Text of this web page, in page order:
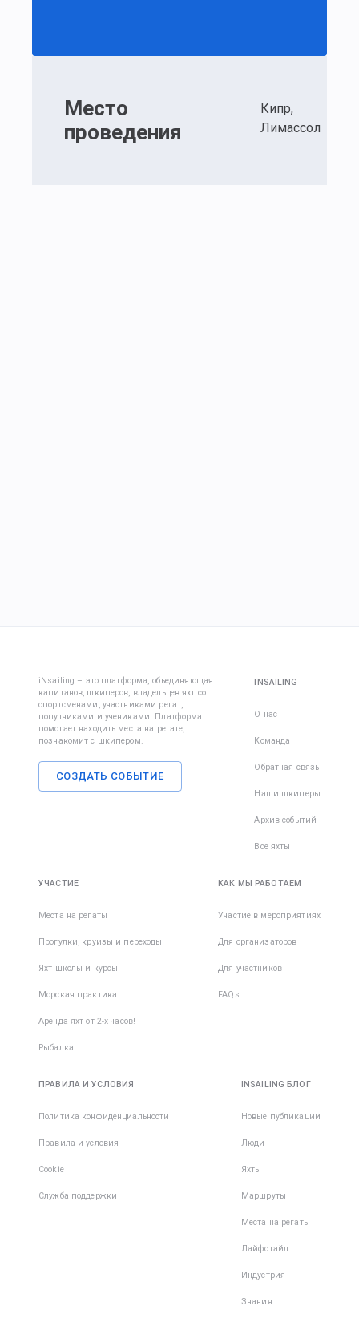
Место
проведения
Кипр,
Лимассол
iNsailing – это платформа, объединяющая
капитанов, шкиперов, владельцев яхт со
спортсменами, участниками регат,
попутчиками и учениками. Платформа
помогает находить места на регате,
познакомит с шкипером.
СОЗДАТЬ СОБЫТИЕ
INSAILING
О нас
Команда
Обратная связь
Наши шкиперы
Архив событий
Все яхты
УЧАСТИЕ
Места на регаты
Прогулки, круизы и переходы
Яхт школы и курсы
Морская практика
Аренда яхт от 2-х часов!
Рыбалка
КАК МЫ РАБОТАЕМ
Участие в мероприятиях
Для организаторов
Для участников
FAQs
ПРАВИЛА И УСЛОВИЯ
Политика конфиденциальности
Правила и условия
Cookie
Служба поддержки
INSAILING БЛОГ
Новые публикации
Люди
Яхты
Маршруты
Места на регаты
Лайфстайл
Индустрия
Знания